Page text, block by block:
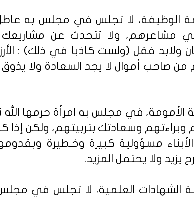
الوظيفة، لا تجلس في مجلس به
مشاعرهم، ولا تتحدث عن مشاريعك
ولابد فقل (ولست كاذباً في ذلك) :
صاحب أموال لا يجد السعادة ولا يذوق
الأمومة، في مجلس به امرأة حرمها الله
وسعادتك بتربيتهم، ولكن إذا
مسؤولية كبيرة وخـطيرة
يزيد ولا يحتمل المزيد.
الشهادات العلمية، لا تجلس في